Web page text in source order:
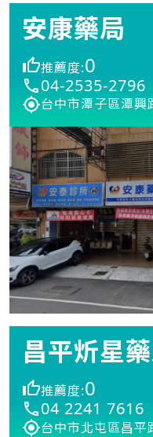
安康藥局
推薦度:0
04-2535-2796
台中市潭子區潭興
昌平炘星
推薦度:0
04 2241 7616
台中市北屯區昌